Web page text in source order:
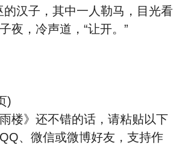
子，其中一人勒马，目光看
夜，冷声道，“让开。”
)
楼》还不错的话，请粘贴以下
、微信或微博好友，支持作